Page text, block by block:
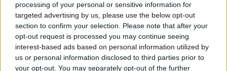
processing of your personal or sensitive information for
targeted advertising by us, please use the below opt-out
section to confirm your selection. Please note that after your
opt-out request is processed you may continue seeing
interest-based ads based on personal information utilized by
us or personal information disclosed to third parties prior to
your opt-out. You may separately opt-out of the further